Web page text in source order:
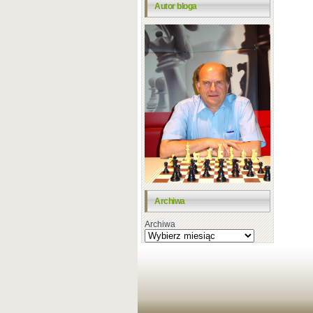
Autor bloga
Archiwa
Archiwa